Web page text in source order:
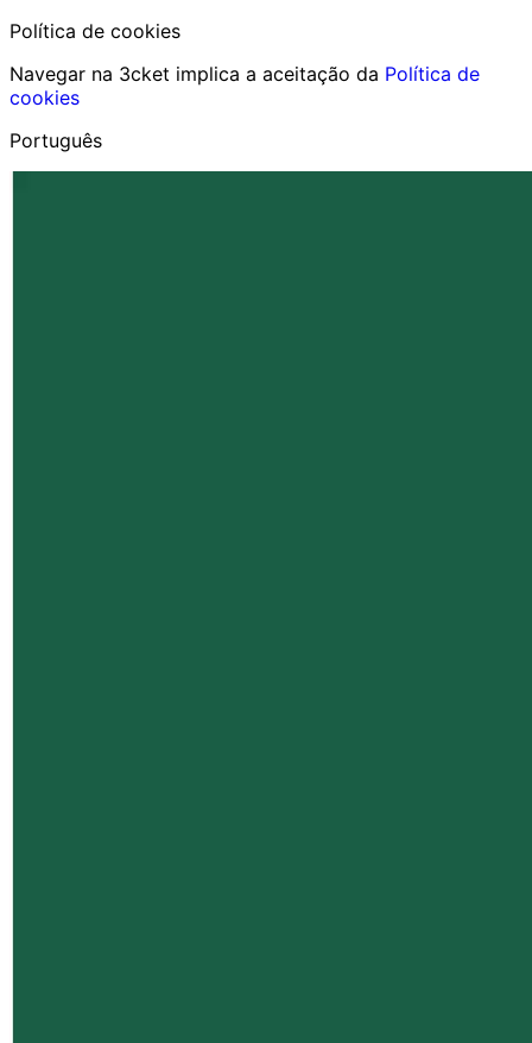
Política de cookies
Navegar na 3cket implica a aceitação da Política de
cookies
Português